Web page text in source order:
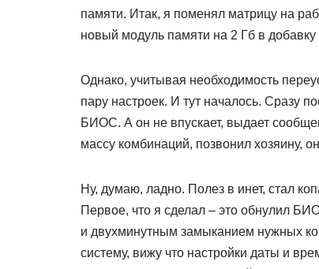
памяти. Итак, я поменял матрицу на
новый модуль памяти на 2 Гб в добавку
Однако, учитывая необходимость
пару настроек. И тут началось. Сразу
БИОС. А он не впускает, выдает
массу комбинаций, позвонил хозяину,
Ну, думаю, ладно. Полез в инет, стал
Первое, что я сделал – это обнулил
и двухминутным замыканием нужных
систему, вижу что настройки даты и